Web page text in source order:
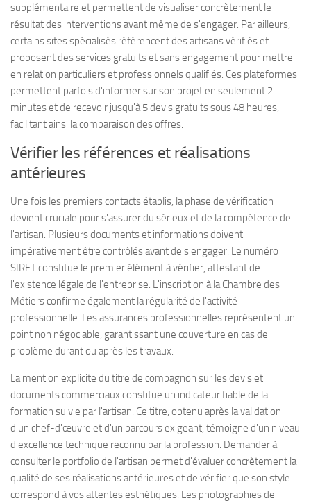
supplémentaire et permettent de visualiser concrètement le
résultat des interventions avant même de s'engager. Par ailleurs,
certains sites spécialisés référencent des artisans vérifiés et
proposent des services gratuits et sans engagement pour mettre
en relation particuliers et professionnels qualifiés. Ces plateformes
permettent parfois d'informer sur son projet en seulement 2
minutes et de recevoir jusqu'à 5 devis gratuits sous 48 heures,
facilitant ainsi la comparaison des offres.
Vérifier les références et réalisations
antérieures
Une fois les premiers contacts établis, la phase de vérification
devient cruciale pour s'assurer du sérieux et de la compétence de
l'artisan. Plusieurs documents et informations doivent
impérativement être contrôlés avant de s'engager. Le numéro
SIRET constitue le premier élément à vérifier, attestant de
l'existence légale de l'entreprise. L'inscription à la Chambre des
Métiers confirme également la régularité de l'activité
professionnelle. Les assurances professionnelles représentent un
point non négociable, garantissant une couverture en cas de
problème durant ou après les travaux.
La mention explicite du titre de compagnon sur les devis et
documents commerciaux constitue un indicateur fiable de la
formation suivie par l'artisan. Ce titre, obtenu après la validation
d'un chef-d'œuvre et d'un parcours exigeant, témoigne d'un niveau
d'excellence technique reconnu par la profession. Demander à
consulter le portfolio de l'artisan permet d'évaluer concrètement la
qualité de ses réalisations antérieures et de vérifier que son style
correspond à vos attentes esthétiques. Les photographies de